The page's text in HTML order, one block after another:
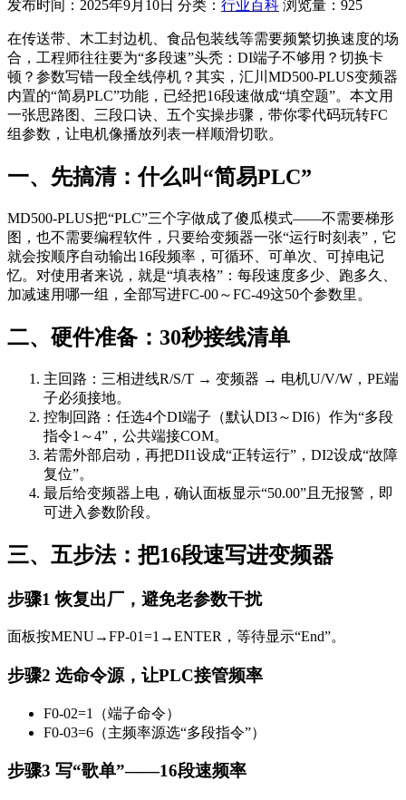
发布时间：2025年9月10日 分类： 行业百科 浏览量：925
在传送带、木工封边机、食品包装线等需要频繁切换速度的场
合，工程师往往要为“多段速”头秃：DI端子不够用？切换卡
顿？参数写错一段全线停机？其实，汇川MD500-PLUS变频器
内置的“简易PLC”功能，已经把16段速做成“填空题”。本文用
一张思路图、三段口诀、五个实操步骤，带你零代码玩转FC
组参数，让电机像播放列表一样顺滑切歌。
一、先搞清：什么叫“简易PLC”
MD500-PLUS把“PLC”三个字做成了傻瓜模式——不需要梯形
图，也不需要编程软件，只要给变频器一张“运行时刻表”，它
就会按顺序自动输出16段频率，可循环、可单次、可掉电记
忆。对使用者来说，就是“填表格”：每段速度多少、跑多久、
加减速用哪一组，全部写进FC-00～FC-49这50个参数里。
二、硬件准备：30秒接线清单
主回路：三相进线R/S/T → 变频器 → 电机U/V/W，PE端
子必须接地。
控制回路：任选4个DI端子（默认DI3～DI6）作为“多段
指令1～4”，公共端接COM。
若需外部启动，再把DI1设成“正转运行”，DI2设成“故障
复位”。
最后给变频器上电，确认面板显示“50.00”且无报警，即
可进入参数阶段。
三、五步法：把16段速写进变频器
步骤1 恢复出厂，避免老参数干扰
面板按MENU→FP-01=1→ENTER，等待显示“End”。
步骤2 选命令源，让PLC接管频率
F0-02=1（端子命令）
F0-03=6（主频率源选“多段指令”）
步骤3 写“歌单”——16段速频率